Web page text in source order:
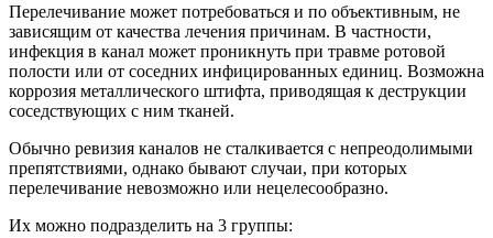
Перелечивание может потребоваться и по объективным, не
зависящим от качества лечения причинам. В частности,
инфекция в канал может проникнуть при травме ротовой
полости или от соседних инфицированных единиц. Возможна
коррозия металлического штифта, приводящая к деструкции
соседствующих с ним тканей.
Обычно ревизия каналов не сталкивается с непреодолимыми
препятствиями, однако бывают случаи, при которых
перелечивание невозможно или нецелесообразно.
Их можно подразделить на 3 группы: